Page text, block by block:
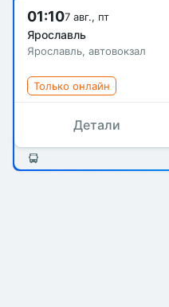
01:107 авг., пт
Ярославль
Ярославль, автовокзал
Только онлайн
Детали